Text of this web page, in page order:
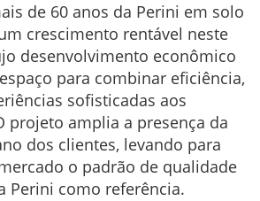
de 60 anos da Perini em solo
crescimento rentável neste
desenvolvimento econômico
para combinar eficiência,
sofisticadas aos
projeto amplia a presença da
dos clientes, levando para
o padrão de qualidade
Perini como referência.